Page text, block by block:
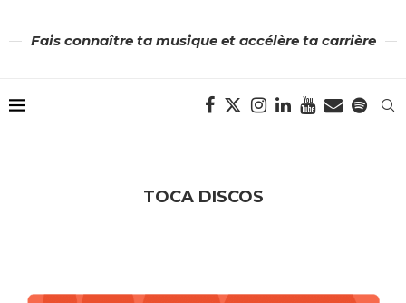
Fais connaître ta musique et accélère ta carrière
TOCA DISCOS